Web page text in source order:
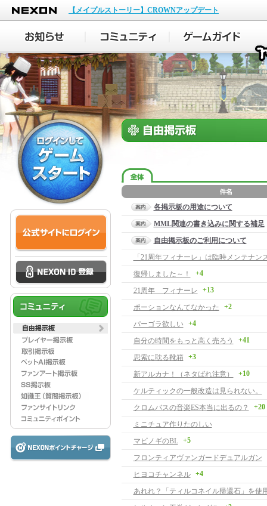
NEXON
【メイプルストーリー】CROWNアップデート
各掲示板の用途について
MML関連の書き込みに関する補足
自由掲示板のご利用について
「21周年フィナーレ」は臨時メンテナン
復帰しました～！
+4
21周年 フィナーレ +13
ポーションなんてなかった +2
パーゴラ欲しい +4
自分の時間をもっと高く売ろう +41
思索に耽る靴箱 +3
新アルカナ！（ネタばれ注意） +10
ケルティックの一般改造は見られない。
クロムバスの音楽ES本当に出るの？ +20
ミニチュア作りたのしい
マビノギのBL
+5
フロンティアヴァンガードデュアルガン
ヒヨコチャンネル +4
あれれ？「ティルコネイル帰還石」を使